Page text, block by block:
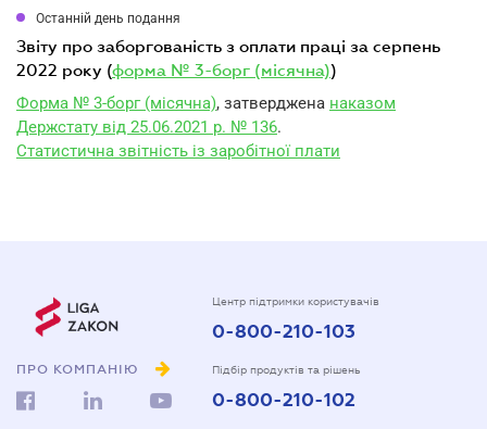
Останній день подання
звіту про заборгованість з оплати праці за серпень
2022 року (форма № 3-борг (місячна))
Форма № 3-борг (місячна), затверджена наказом
Держстату від 25.06.2021 р. № 136.
Статистична звітність із заробітної плати
ПРО КОМПАНІЮ
Центр підтримки користувачів
0-800-210-103
Підбір продуктів та рішень
0-800-210-102